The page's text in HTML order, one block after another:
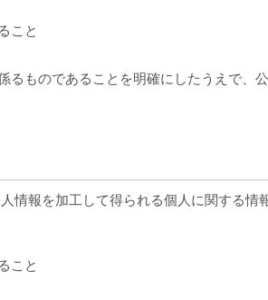
こと
ものであることを明確にしたうえで、
情報を加工して得られる個人に関する情
こと